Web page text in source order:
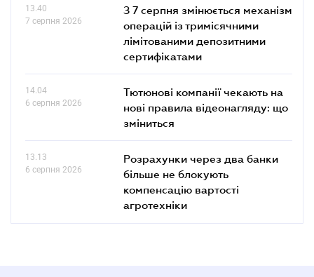
13.40
7 серпня 2026
З 7 серпня змінюється механізм
операцій із тримісячними
лімітованими депозитними
сертифікатами
14.04
6 серпня 2026
Тютюнові компанії чекають на
нові правила відеонагляду: що
зміниться
13.13
6 серпня 2026
Розрахунки через два банки
більше не блокують
компенсацію вартості
агротехніки